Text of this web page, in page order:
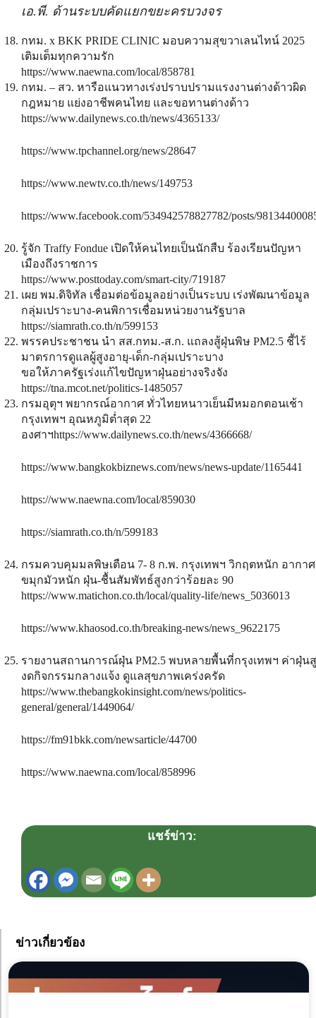
เอ.พี. ด้านระบบคัดแยกขยะครบวงจร
กทม. x BKK PRIDE CLINIC มอบความสุขวาเลนไทน์ 2025
เติมเต็มทุกความรัก
https://www.naewna.com/local/858781
กทม. – สว. หารือแนวทางเร่งปราบปรามแรงงานต่างด้าวผิด
กฎหมาย แย่งอาชีพคนไทย และขอทานต่างด้าว
https://www.dailynews.co.th/news/4365133/
https://www.tpchannel.org/news/28647
https://www.newtv.co.th/news/149753
https://www.facebook.com/534942578827782/posts/
รู้จัก Traffy Fondue เปิดให้คนไทยเป็นนักสืบ ร้องเรียนปัญหา
เมืองถึงราชการ
https://www.posttoday.com/smart-city/719187
เผย พม.ดิจิทัล เชื่อมต่อข้อมูลอย่างเป็นระบบ เร่งพัฒนาข้อมูล
กลุ่มเปราะบาง-คนพิการเชื่อมหน่วยงานรัฐบาล
https://siamrath.co.th/n/599153
พรรคประชาชน นำ สส.กทม.-ส.ก. แถลงสู้ฝุ่นพิษ PM2.5 ชี้ไร้
มาตรการดูแลผู้สูงอายุ-เด็ก-กลุ่มเปราะบาง
ขอให้ภาครัฐเร่งแก้ไขปัญหาฝุ่นอย่างจริงจัง
https://tna.mcot.net/politics-1485057
กรมอุตุฯ พยากรณ์อากาศ ทั่วไทยหนาวเย็นมีหมอกตอนเช้า
กรุงเทพฯ อุณหภูมิต่ำสุด 22
องศาฯhttps://www.dailynews.co.th/news/4366668/
https://www.bangkokbiznews.com/news/news-update/1165441
https://www.naewna.com/local/859030
https://siamrath.co.th/n/599183
กรมควบคุมมลพิษเตือน 7- 8 ก.พ. กรุงเทพฯ วิกฤตหนัก อากาศ
ขมุกมัวหนัก ฝุ่น-ชื้นสัมพัทธ์สูงกว่าร้อยละ 90
https://www.matichon.co.th/local/quality-life/news_5036013
https://www.khaosod.co.th/breaking-news/news_9622175
รายงานสถานการณ์ฝุ่น PM2.5 พบหลายพื้นที่กรุงเทพฯ ค่าฝุ่น
งดกิจกรรมกลางแจ้ง ดูแลสุขภาพเคร่งครัด
https://www.thebangkokinsight.com/news/politics-
general/general/1449064/
https://fm91bkk.com/newsarticle/44700
https://www.naewna.com/local/858996
แชร์ข่าว:
ข่าวเกี่ยวข้อง